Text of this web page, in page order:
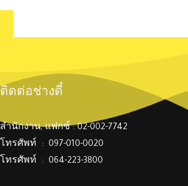
ติดต่อช่างตี๋
สำนักงาน, แฟกซ์ : 02-002-7742
โทรศัพท์ : 097-010-0020
โทรศัพท์ : 064-223-3800